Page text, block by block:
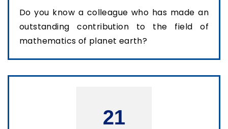
Do you know a colleague who has made an
outstanding contribution to the field of
mathematics of planet earth?
21